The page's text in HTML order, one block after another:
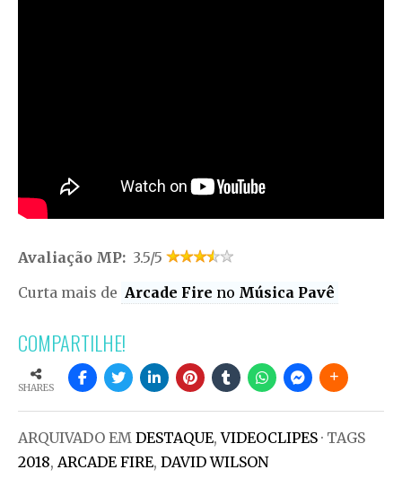
Avaliação MP: 3.5/5
Curta mais de Arcade Fire no Música Pavê
COMPARTILHE!
SHARES
ARQUIVADO EM DESTAQUE,VIDEOCLIPES · TAGS
2018, ARCADE FIRE, DAVID WILSON